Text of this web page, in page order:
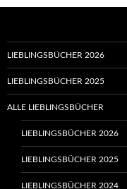
LIEBLINGSBÜCHER 2026
LIEBLINGSBÜCHER 2025
ALLE LIEBLINGSBÜCHER
LIEBLINGSBÜCHER 2026
LIEBLINGSBÜCHER 2025
LIEBLINGSBÜCHER 2024